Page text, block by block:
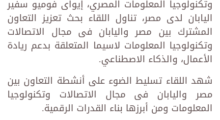
وتكنولوجيا المعلومات المصري، إيواى فوميو سفير
اليابان لدى مصر، تناول اللقاء بحث تعزيز التعاون
المشترك بين مصر واليابان فى مجال الاتصالات
وتكنولوجيا المعلومات لاسيما المتعلقة بدعم ريادة
الأعمال، والذكاء الاصطناعي.
شهد اللقاء تسليط الضوء على أنشطة التعاون بين
مصر واليابان فى مجال الاتصالات وتكنولوجيا
المعلومات ومن أبرزها بناء القدرات الرقمية.